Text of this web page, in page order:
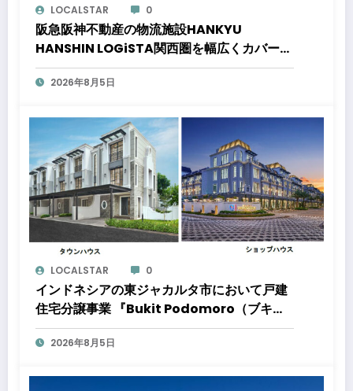
LOCALSTAR 0
阪急阪神不動産の物流施設HANKYU
HANSHIN LOGiSTA関西圏を幅広くカバーで
きる好立地に新たな物流施設が誕生「ロジス
タ北伊丹」と「ロジスタ京都伏見」が竣工し
2026年8月5日
LOCALSTAR 0
インドネシアの東ジャカルタ市において戸建
住宅分譲事業 『Bukit Podomoro（ブキッ
ト ポドモロ）』に参画しますタウンハウスと
ショップハウスを合わせた総戸数432戸のプ
2026年8月5日